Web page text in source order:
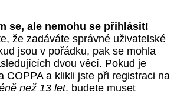
se, ale nemohu se přihlásit!
že zadáváte správné uživatelské
jsou v pořádku, pak se mohla
dvou věcí. Pokud je
COPPA a klikli jste při registraci na
než 13 let, budete muset